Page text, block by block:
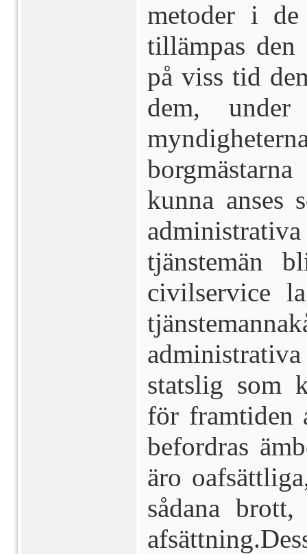
metoder i
tillämpas
på viss tid
dem,
kunna anses
administrativa
tjänstemän
civilservice
statslig som
för framtiden
befordras
äro
sådana